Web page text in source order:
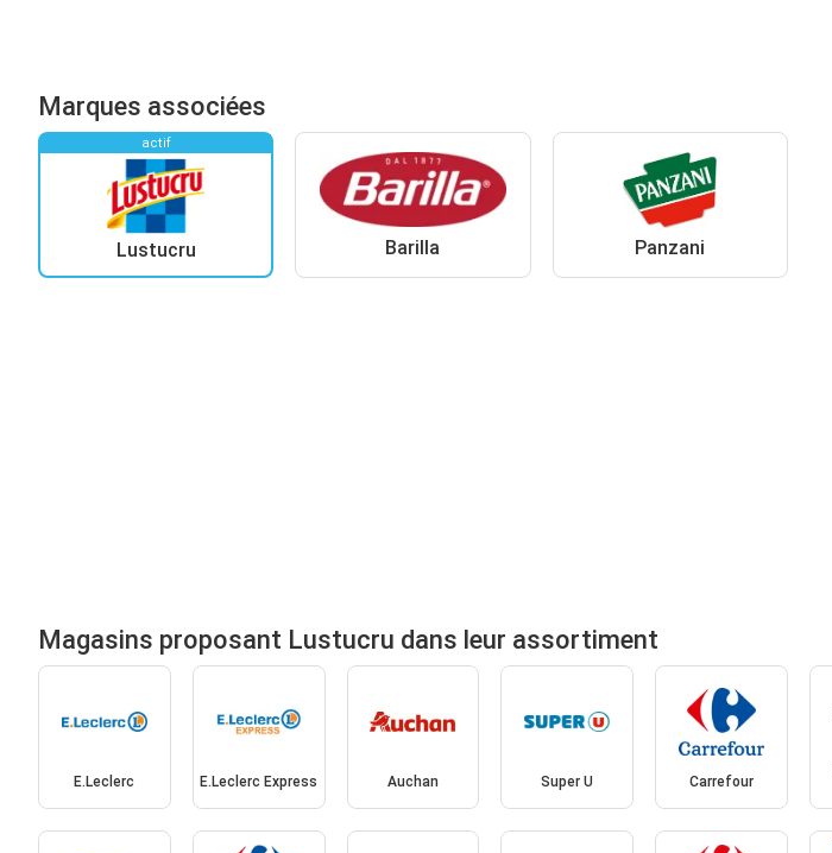
Marques associées
actif
Lustucru Barilla Panzani
Magasins proposant Lustucru dans leur assortiment
E.Leclerc E.Leclerc Express Auchan Super U Carrefour